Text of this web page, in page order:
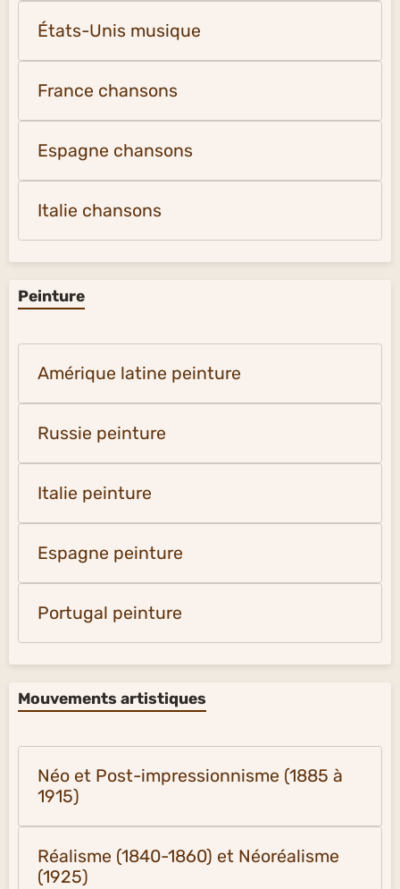
États-Unis musique
France chansons
Espagne chansons
Italie chansons
Peinture
Amérique latine peinture
Russie peinture
Italie peinture
Espagne peinture
Portugal peinture
Mouvements artistiques
Néo et Post-impressionnisme (1885 à
1915)
Réalisme (1840-1860) et Néoréalisme
(1925)